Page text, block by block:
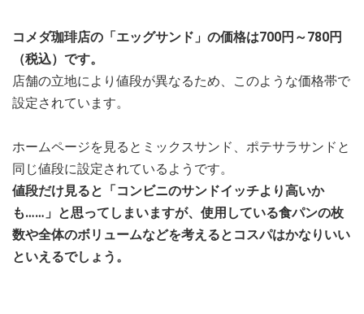
コメダ珈琲店の「エッグサンド」の価格は700円～780円
（税込）です。
店舗の立地により値段が異なるため、このような価格帯で
設定されています。
ホームページを見るとミックスサンド、ポテサラサンドと
同じ値段に設定されているようです。
値段だけ見ると「コンビニのサンドイッチより高いか
も……」と思ってしまいますが、使用している食パンの枚
数や全体のボリュームなどを考えるとコスパはかなりいい
といえるでしょう。